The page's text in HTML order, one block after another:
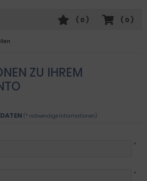
( 0 )
( 0 )
ZU IHREM
(* notwendige Informationen)
*
*